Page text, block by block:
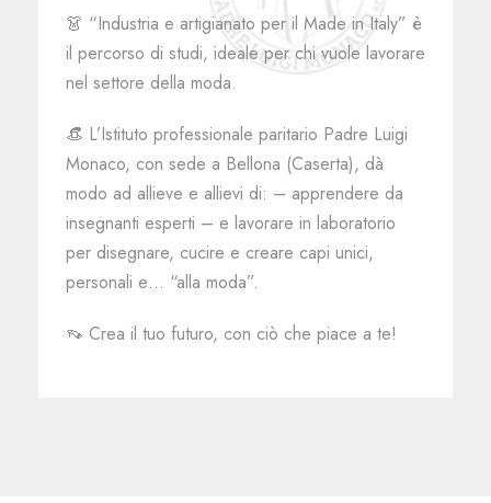
👗 “Industria e artigianato per il Made in Italy” è
il percorso di studi, ideale per chi vuole lavorare
nel settore della moda.
👒 L’Istituto professionale paritario Padre Luigi
Monaco, con sede a Bellona (Caserta), dà
modo ad allieve e allievi di: – apprendere da
insegnanti esperti – e lavorare in laboratorio
per disegnare, cucire e creare capi unici,
personali e… “alla moda”.
👡 Crea il tuo futuro, con ciò che piace a te!